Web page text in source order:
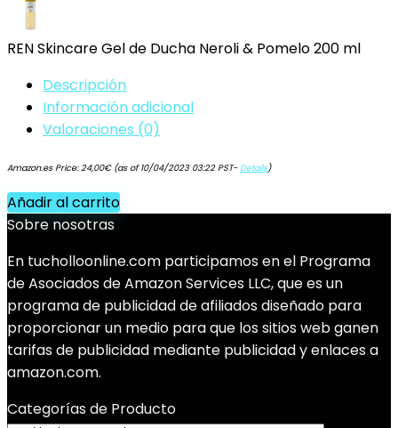
REN Skincare Gel de Ducha Neroli & Pomelo 200 ml
Descripción
Información adicional
Valoraciones (0)
Amazon.es Price:24,00€(as of 10/04/2023 03:22 PST-Details)
Añadir al carrito
Sobre nosotras
En tucholloonline.com participamos en el Programa
de Asociados de Amazon Services LLC, que es un
programa de publicidad de afiliados diseñado para
proporcionar un medio para que los sitios web ganen
tarifas de publicidad mediante publicidad y enlaces a
amazon.com.
Categorías de Producto